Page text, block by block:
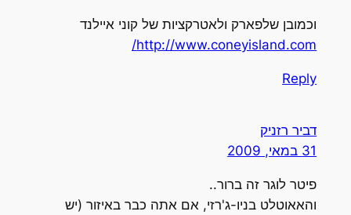
וכמובן שלפארק ולאטרקציות של קוני איילנד
http://www.coneyisland.com/
Reply
דביר רזניק
פיטר לוגר זה ברור..
והאאוטלט בניו-ג'רזי, אם אתה כבר באיזור (יש